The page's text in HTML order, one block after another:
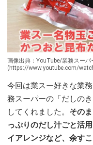
画像出典：YouTube/業務スーパ
(https://www.youtube.com/
今回は業スー好きな業
務スーパーの「だしの
してくれました。 その
っぷりのだし汁ごと活
イアレンジなど、余す